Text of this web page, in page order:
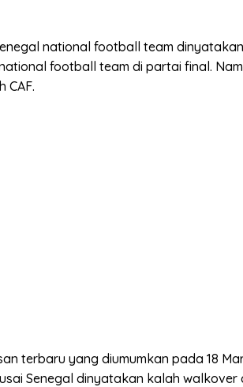
national football team
football team di partai final.
CAF.
terbaru yang diumumkan pada 18
Senegal dinyatakan kalah walkover